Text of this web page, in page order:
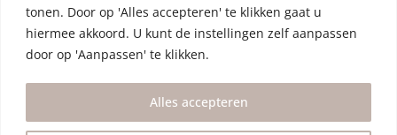
tonen. Door op 'Alles accepteren' te klikken gaat u
hiermee akkoord. U kunt de instellingen zelf aanpassen
door op 'Aanpassen' te klikken.
Alles accepteren